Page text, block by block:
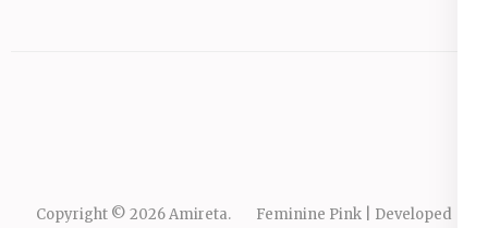
Copyright © 2026Amireta. Feminine Pink | Developed